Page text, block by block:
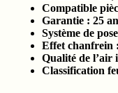
Compatible
Garantie : 25
Système de
Effet chanfrein
Qualité de l’air
Classification